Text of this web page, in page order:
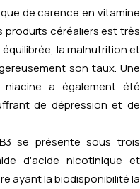
de carence en vitamine
produits céréaliers est très
la malnutrition et
son taux. Une
a également été
de dépression et de
se présente sous trois
d'acide nicotinique et
ayant la biodisponibilité la